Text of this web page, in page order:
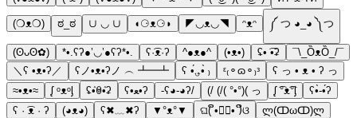
(❍ᴥ❍) ಠ_ಠ ∪ ◡ ∪ ◖⚆ᴥ⚆◗ ◤◡ᴥ◡◥ ᵔᴥᵔ ༼ つ ◕_◕ ༽つ
(ʘᴗʘ✿) *•.ʕʔ●’◡’●ʕʔ*•. ʕ·͡ᴥ·ʔ ^●ᴥ●^ (•ᴥ•) ʢ• ͡•ʡ
¯\_ȌᴥȌ_/¯
＼ʕ •ᴥ•ʔ／
ʕノ•ᴥ•ʔノ ︵ ┻━┻ ʕ •́؈•̀ ₎ ᵋ₍⚬ɷ⚬₎ᵌ
ʕ っ • ᴥ • ʔ っ
≈•ᴥ•≈
ᶘ ᵒᴥᵒᶅ ʢٛ•ꇵٛ•ʡ ʕ•ﻌ•ʔ -ʕ◕-◕ʔ/ (/ (/( °•°)( っ ᶘ ͡°ᴥ͡°ᶅ
ʕ•̀-•́ʔ
ʕ · ͡ᴥ · ʔ
(◕ᴥ◕) ʕ✖﹏✖ʔ ▼°ᴥ°▼ ଘ( ິ•ᆺ⃘• )ິଓ
ლ(ↀωↀ)ლ